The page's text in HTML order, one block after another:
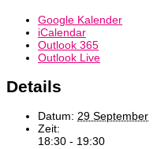
Google Kalender
iCalendar
Outlook 365
Outlook Live
Details
Datum: 29 September
Zeit:
18:30 - 19:30